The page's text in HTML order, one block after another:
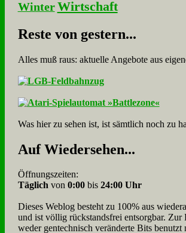
Winter Wirtschaft
Re­ste von ge­stern...
Alles muß raus: aktuelle An­ge­bo­te aus
Was hier zu sehen ist, ist sämt­lich noch zu
Auf Wie­der­se­hen...
Öffnungszeiten:
Täglichvon 0:00bis 24:00 Uhr
Dieses Weblog besteht zu 100% aus
und ist völlig rück­stands­frei ent­sorg­bar. Zur
weder gen­tech­nisch veränderte Bits